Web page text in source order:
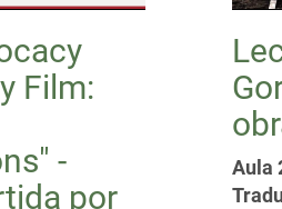
Film:
-
por
Aula